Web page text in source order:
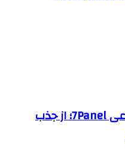
خدمات شبکه‌های اجتماعی 7Panel؛ از جذب